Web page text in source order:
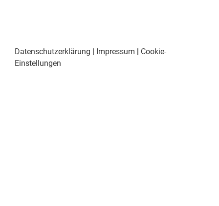
Datenschutzerklärung Impressum
Cookie-
Einstellungen